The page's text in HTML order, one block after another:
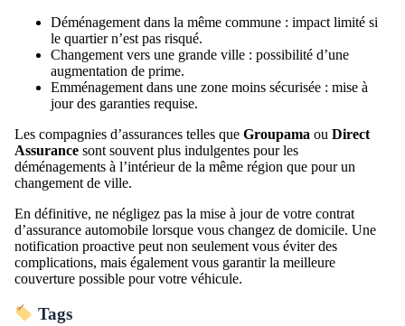
Déménagement dans la même commune : impact limité si
le quartier n’est pas risqué.
Changement vers une grande ville : possibilité d’une
augmentation de prime.
Emménagement dans une zone moins sécurisée : mise à
jour des garanties requise.
Les compagnies d’assurances telles que Groupama ou Direct
Assurance sont souvent plus indulgentes pour les
déménagements à l’intérieur de la même région que pour un
changement de ville.
En définitive, ne négligez pas la mise à jour de votre contrat
d’assurance automobile lorsque vous changez de domicile. Une
notification proactive peut non seulement vous éviter des
complications, mais également vous garantir la meilleure
couverture possible pour votre véhicule.
Tags